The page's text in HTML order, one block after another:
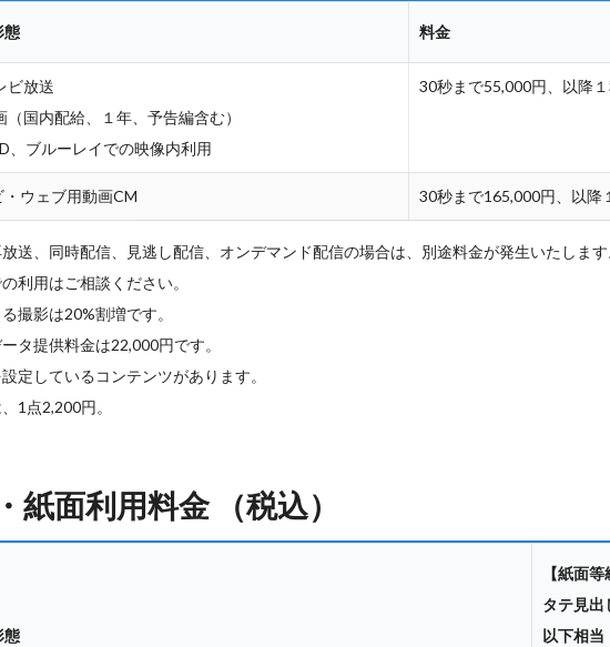
態 料金
ビ放送
国内配給、１年、予告編含む）
、ブルーレイでの映像内利用
30秒まで55,000円、以降
・ウェブ用動画CM 30秒まで165,000円、以降
送、同時配信、見逃し配信、オンデマンド配信の場合は、別途料金が発生いたします
利用はご相談ください。
撮影は20%割増です。
タ提供料金は22,000円です。
定しているコンテンツがあります。
1点2,200円。
紙面利用料金 （税込）
態
【紙面
タテ見出
以下相当